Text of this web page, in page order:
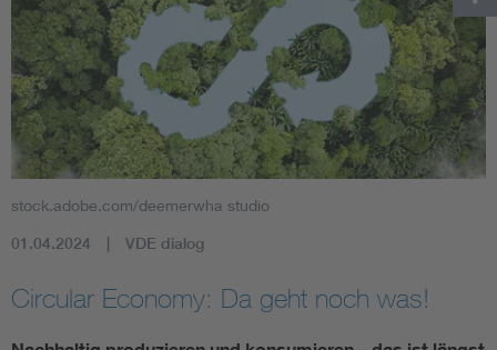
stock.adobe.com/deemerwha studio
01.04.2024 VDE dialog
Circular Economy: Da geht noch was!